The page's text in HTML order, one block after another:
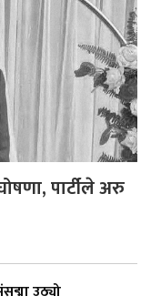
पार्टीले अरु
उठ्यो